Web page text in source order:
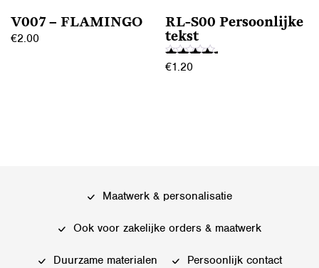
de
productpagina
productpagina
V007 – FLAMINGO
€2.00
RL-S00 Persoonlijke
tekst
Gewaardeerd
€1.20
optie
kan
worden
Maatwerk & personalisatie
Ook voor zakelijke orders & maatwerk
Duurzame materialen Persoonlijk contact